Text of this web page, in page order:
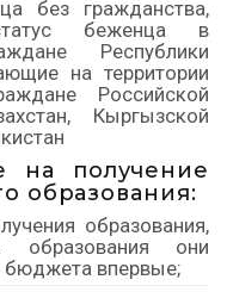
без гражданства,
беженца в
Республики
на территории
Российской
Кыргызской
на получение
образования:
образования,
образования они
бюджета впервые;